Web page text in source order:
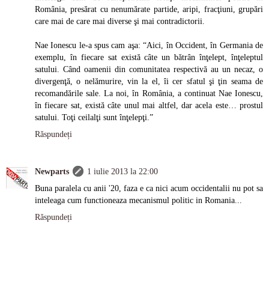
România, presărat cu nenumărate partide, aripi, fracţiuni, grupări
care mai de care mai diverse şi mai contradictorii.
Nae Ionescu le-a spus cam aşa: “Aici, în Occident, în Germania de
exemplu, în fiecare sat există câte un bătrân înţelept, înţeleptul
satului. Când oamenii din comunitatea respectivă au un necaz, o
divergenţă, o nelămurire, vin la el, îi cer sfatul şi ţin seama de
recomandările sale. La noi, în România, a continuat Nae Ionescu,
în fiecare sat, există câte unul mai altfel, dar acela este… prostul
satului. Toţi ceilalţi sunt înţelepţi.”
Răspundeți
Newparts
1 iulie 2013 la 22:00
Buna paralela cu anii '20, faza e ca nici acum occidentalii nu pot sa
inteleaga cum functioneaza mecanismul politic in Romania...
Răspundeți